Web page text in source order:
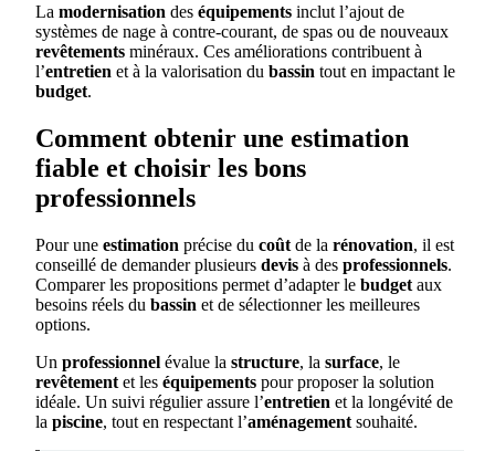
La modernisation des équipements inclut l’ajout de
systèmes de nage à contre-courant, de spas ou de nouveaux
revêtements minéraux. Ces améliorations contribuent à
l’entretien et à la valorisation du bassin tout en impactant le
budget.
Comment obtenir une estimation
fiable et choisir les bons
professionnels
Pour une estimation précise du coût de la rénovation, il est
conseillé de demander plusieurs devis à des professionnels.
Comparer les propositions permet d’adapter le budget aux
besoins réels du bassin et de sélectionner les meilleures
options.
Un professionnel évalue la structure, la surface, le
revêtement et les équipements pour proposer la solution
idéale. Un suivi régulier assure l’entretien et la longévité de
la piscine, tout en respectant l’aménagement souhaité.